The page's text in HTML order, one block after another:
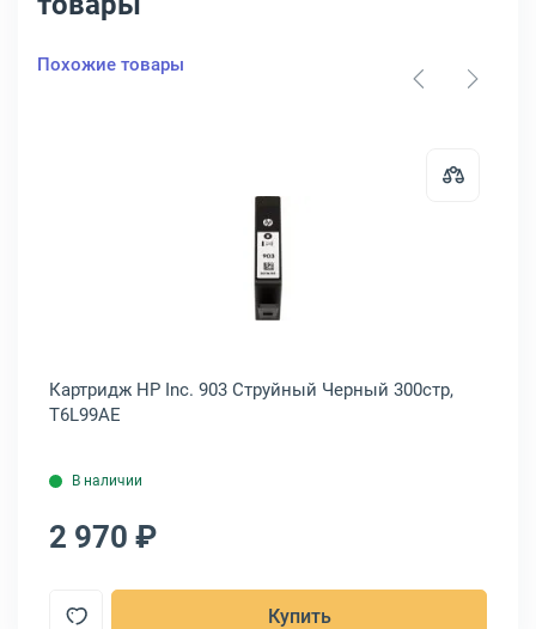
Похожие товары
HP Inc. 903 Струйный Пурпурный 315стр, T6L91AE
Открыть товар: Картридж HP
Картридж HP Inc. 903 Струйный Черный 300стр,
T6L99AE
В наличии
2 970 ₽
Купить